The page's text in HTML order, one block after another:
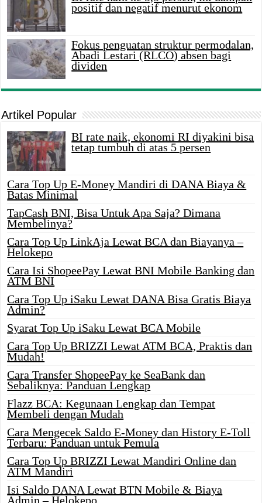
positif dan negatif menurut ekonom
Fokus penguatan struktur permodalan,
Abadi Lestari (RLCO) absen bagi
dividen
Artikel Popular
BI rate naik, ekonomi RI diyakini bisa
tetap tumbuh di atas 5 persen
Cara Top Up E-Money Mandiri di DANA Biaya &
Batas Minimal
TapCash BNI, Bisa Untuk Apa Saja? Dimana
Membelinya?
Cara Top Up LinkAja Lewat BCA dan Biayanya –
Helokepo
Cara Isi ShopeePay Lewat BNI Mobile Banking dan
ATM BNI
Cara Top Up iSaku Lewat DANA Bisa Gratis Biaya
Admin?
Syarat Top Up iSaku Lewat BCA Mobile
Cara Top Up BRIZZI Lewat ATM BCA, Praktis dan
Mudah!
Cara Transfer ShopeePay ke SeaBank dan
Sebaliknya: Panduan Lengkap
Flazz BCA: Kegunaan Lengkap dan Tempat
Membeli dengan Mudah
Cara Mengecek Saldo E-Money dan History E-Toll
Terbaru: Panduan untuk Pemula
Cara Top Up BRIZZI Lewat Mandiri Online dan
ATM Mandiri
Isi Saldo DANA Lewat BTN Mobile & Biaya
Admin – Helokepo